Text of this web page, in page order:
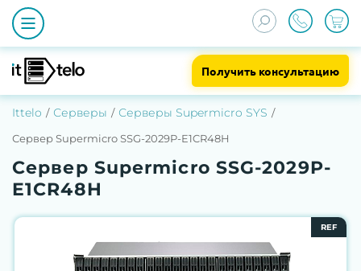
Получить консультацию
Ittelo Серверы Серверы Supermicro SYS
Сервер Supermicro SSG-2029P-E1CR48H
Сервер Supermicro SSG-2029P-
E1CR48H
REF